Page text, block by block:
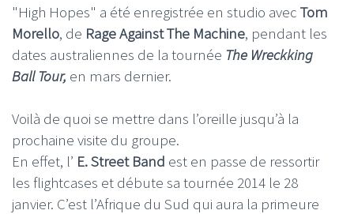
"High Hopes" a été enregistrée en studio avec Tom
Morello, de Rage Against The Machine, pendant les
dates australiennes de la tournée The Wreckking
Ball Tour, en mars dernier.
Voilà de quoi se mettre dans l’oreille jusqu’à la
prochaine visite du groupe.
En effet, l’ E. Street Band est en passe de ressortir
les flightcases et débute sa tournée 2014 le 28
janvier. C’est l’Afrique du Sud qui aura la primeure